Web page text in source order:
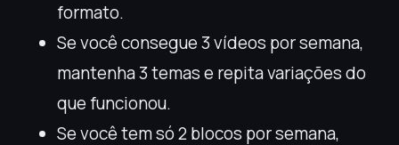
formato.
Se você consegue 3 vídeos por semana,
mantenha 3 temas e repita variações do
que funcionou.
Se você tem só 2 blocos por semana,